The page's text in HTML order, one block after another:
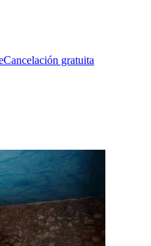
Cancelación gratuita